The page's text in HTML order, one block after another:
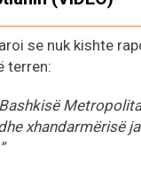
se nuk kishte
terren:
xhandarmërisë